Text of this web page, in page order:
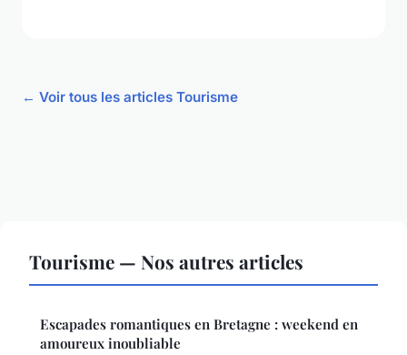
← Voir tous les articles Tourisme
Tourisme — Nos autres articles
Escapades romantiques en Bretagne : weekend en
amoureux inoubliable